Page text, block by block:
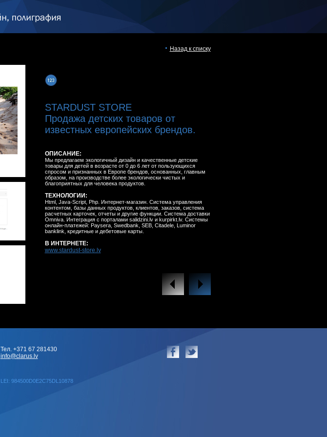
Назад к списку
STARDUST STORE
Продажа детских товаров от
известных европейских брендов.
ОПИСАНИЕ:
Мы предлагаем экологичный дизайн и качественные детские
товары для детей в возрасте от 0 до 6 лет от пользующихся
спросом и признанных в Европе брендов, основанных, главным
образом, на производстве более экологически чистых и
благоприятных для человека продуктов.
ТЕХНОЛОГИИ:
Html, Java-Script, Php. Интернет-магазин. Система управления
контентом, базы данных продуктов, клиентов, заказов, система
расчетных карточек, отчеты и другие функции. Система доставки
Omniva. Интеграция с порталами salidzini.lv и kurpirkt.lv. Системы
онлайн-платежей: Paysera, Swedbank, SEB, Citadele, Luminor
banklink, кредитные и дебетовые карты.
В ИНТЕРНЕТЕ:
www.stardust-store.lv
LEI: 984500D0E2C75DL10878
Тел. +371 67 281430
info@clarus.lv